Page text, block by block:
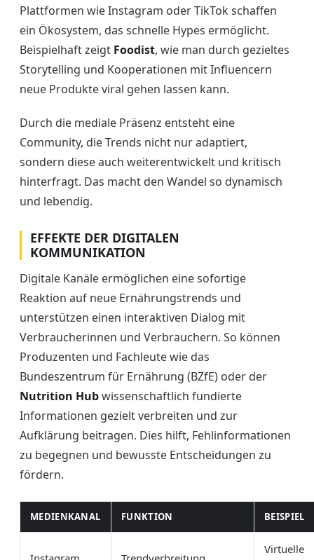
Plattformen wie Instagram oder TikTok schaffen
ein Ökosystem, das schnelle Hypes ermöglicht.
Beispielhaft zeigt Foodist, wie man durch gezieltes
Storytelling und Kooperationen mit Influencern
neue Produkte viral gehen lassen kann.
Durch die mediale Präsenz entsteht eine
Community, die Trends nicht nur adaptiert,
sondern diese auch weiterentwickelt und kritisch
hinterfragt. Das macht den Wandel so dynamisch
und lebendig.
EFFEKTE DER DIGITALEN
KOMMUNIKATION
Digitale Kanäle ermöglichen eine sofortige
Reaktion auf neue Ernährungstrends und
unterstützen einen interaktiven Dialog mit
Verbraucherinnen und Verbrauchern. So können
Produzenten und Fachleute wie das
Bundeszentrum für Ernährung (BZfE) oder der
Nutrition Hubwissenschaftlich fundierte
Informationen gezielt verbreiten und zur
Aufklärung beitragen. Dies hilft, Fehlinformationen
zu begegnen und bewusste Entscheidungen zu
fördern.
MEDIENKANAL FUNKTION BEISPIEL
Virtuelle